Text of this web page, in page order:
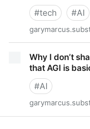
#tech #AI
Why I don’t
that AGI is
#AI